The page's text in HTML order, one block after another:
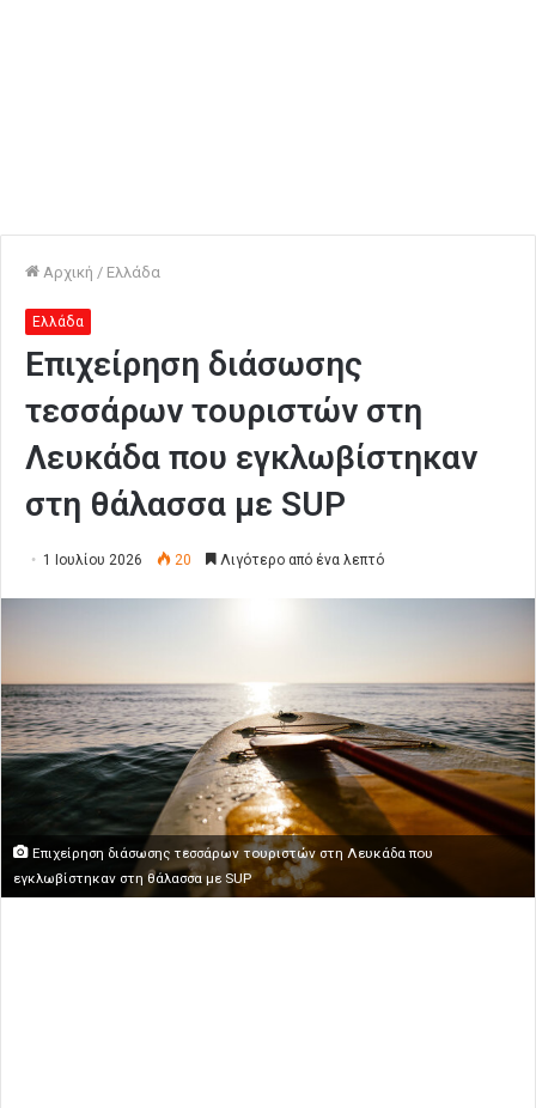
Αρχική / Ελλάδα
Ελλάδα
Επιχείρηση διάσωσης
τεσσάρων τουριστών στη
Λευκάδα που εγκλωβίστηκαν
στη θάλασσα με SUP
1 Ιουλίου 2026 20 Λιγότερο από ένα λεπτό
Επιχείρηση διάσωσης τεσσάρων τουριστών στη Λευκάδα που
εγκλωβίστηκαν στη θάλασσα με SUP